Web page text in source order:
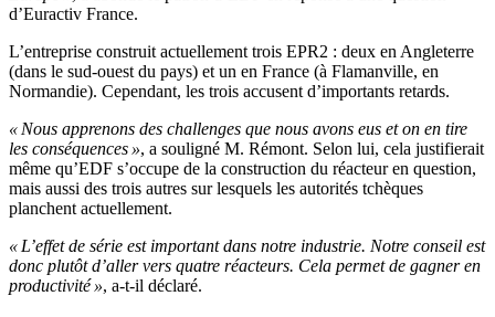
d’Euractiv France.
L’entreprise construit actuellement trois EPR2 : deux en Angleterre
(dans le sud-ouest du pays) et un en France (à Flamanville, en
Normandie). Cependant, les trois accusent d’importants retards.
« Nous apprenons des challenges que nous avons eus et on en tire
les conséquences », a souligné M. Rémont. Selon lui, cela justifierait
même qu’EDF s’occupe de la construction du réacteur en question,
mais aussi des trois autres sur lesquels les autorités tchèques
planchent actuellement.
« L’effet de série est important dans notre industrie. Notre conseil est
donc plutôt d’aller vers quatre réacteurs. Cela permet de gagner en
productivité », a-t-il déclaré.